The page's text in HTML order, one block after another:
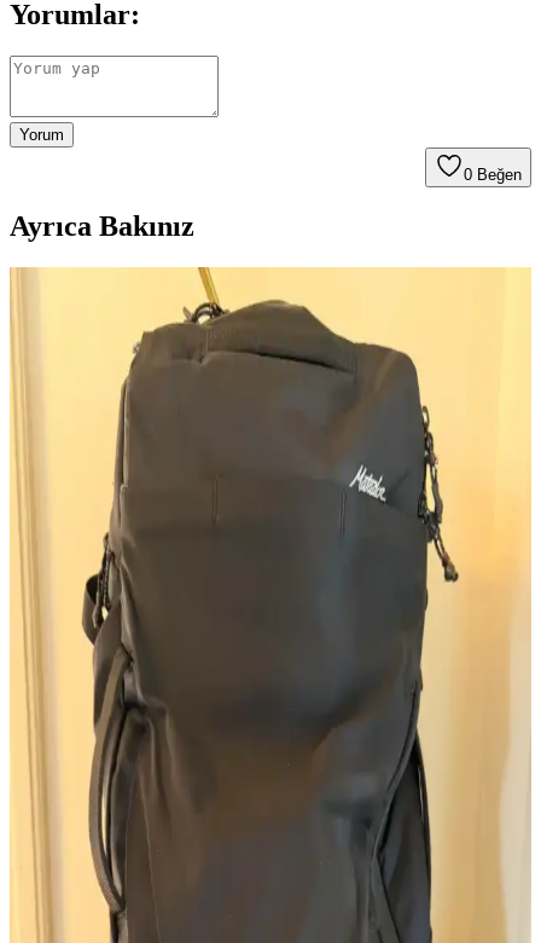
Yorumlar:
Yorum
0 Beğen
Ayrıca Bakınız
Kişisel Özelliklerle Çanta Seçimi: İsim, İnisiyal ve
Anlamlı Detayların Önemi
İsim, inisiyal ve kişisel sembollerle bağlantılı çanta seçimi,
kullanıcıların kendilerini ifade etme biçimini yansıtır. Doğum yılı,
favori renk ve ilgi alanları da seçimleri etkiler.
Evcil Hayvanların Çantalara Bıraktığı İzlerin
Anlamı ve Kişiselleştirme Süreci
Evcil hayvanların çantalara bıraktığı izler, sadece fiziksel hasar değil,
sahipleriyle olan özel bağların ve anıların bir yansımasıdır. Bu izler,
çantaların kişiselleştirilmesini ve benzersizleşmesini sağlar.
Huckberry X Goruck Çantalarının SCARS
Tarafından Kişiselleştirilmesi ve Dayanıklılık Analizi
Huckberry X Goruck çantalarının SCARS tarafından yapılan
kişiselleştirmeleri, dayanıklılık ve fonksiyonellik açısından kullanıcı
beklentilerini karşılıyor. Ek maliyet ve işçilik tartışmaları sürüyor.
Çanta Aksesuarları: Kişiselleştirme ve Duygusal
İfade Aracı Olarak Detaylar
Çanta aksesuarları, estetik ve işlevselliği birleştirerek kişisel ifadeyi
güçlendirir. Farklı temalar ve malzemelerle çantalar özgünleşir,
kullanıcılar duygusal bağ kurar ve modaya hareket katar.